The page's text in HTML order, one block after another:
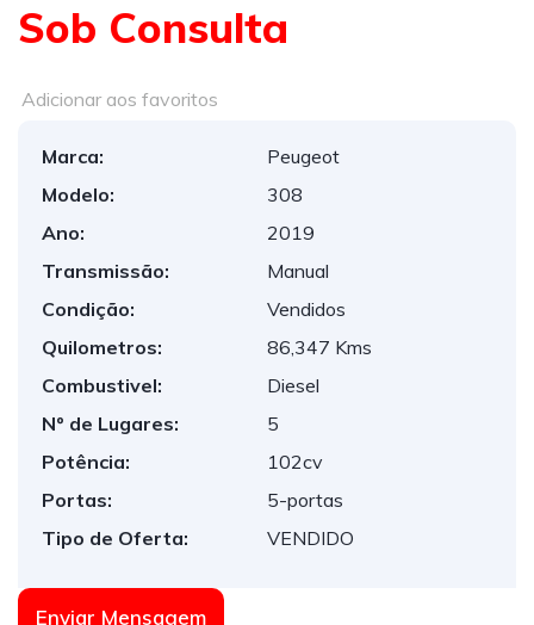
Sob Consulta
Adicionar aos favoritos
Marca:
Peugeot
Modelo:
308
Ano:
2019
Transmissão:
Manual
Condição:
Vendidos
Quilometros:
86,347 Kms
Combustivel:
Diesel
Nº de Lugares:
5
Potência:
102cv
Portas:
5-portas
Tipo de Oferta:
VENDIDO
Enviar Mensagem